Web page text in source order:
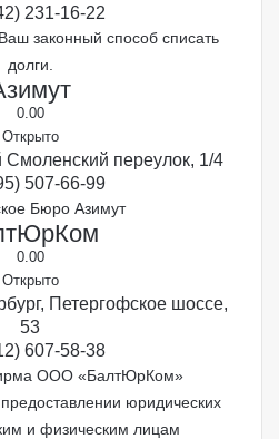
231-16-22
законный способ списать
долги.
0.00
Открыто
переулок, 1/4
507-66-99
Бюро Азимут
0.00
Открыто
Петергофское шоссе,
53
607-58-38
ООО «БалтЮрКом»
юридических
и физическим лицам